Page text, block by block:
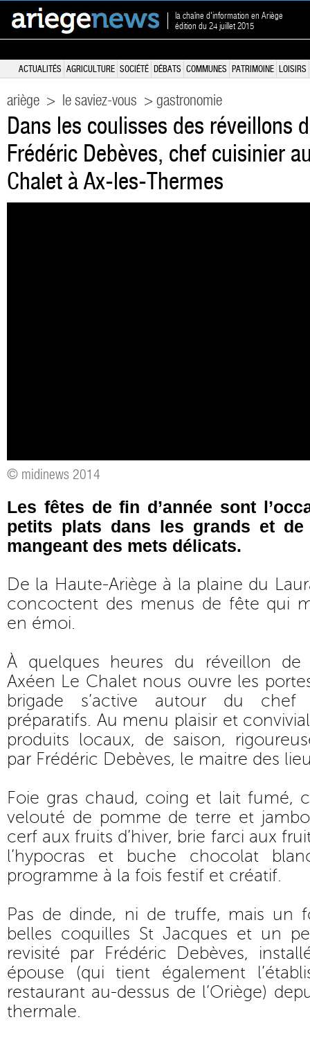
la chaîne d'information en Ariège
édition du 24 juillet 2015
ACTUALITÉS AGRICULTURE SOCIÉTÉ DÉBATS COMMUNES PATRIMOINE LOISIRS
ariège > le saviez-vous > gastronomie
Dans les coulisses des réveillons
Frédéric Debèves, chef cuisinier
Chalet à Ax-les-Thermes
© midinews 2014
Les fêtes de fin d’année sont
petits plats dans les grands et
mangeant des mets délicats.
De la Haute-Ariège à la plaine du
concoctent des menus de fête qui
en émoi.
À quelques heures du réveillon de
Axéen Le Chalet nous ouvre les
brigade s’active autour du
préparatifs. Au menu plaisir et
produits locaux, de saison,
par Frédéric Debèves, le maitre des
Foie gras chaud, coing et lait fumé,
velouté de pomme de terre et
cerf aux fruits d’hiver, brie farci aux
l’hypocras et buche chocolat
programme à la fois festif et créatif.
Pas de dinde, ni de truffe, mais un
belles coquilles St Jacques et un
revisité par Frédéric Debèves,
épouse (qui tient également
restaurant au-dessus de l’Oriège)
thermale.